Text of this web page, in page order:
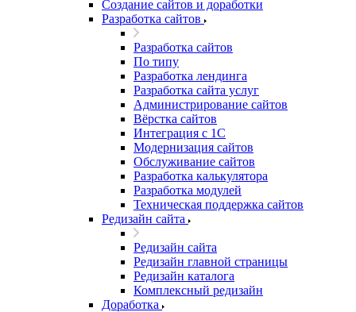
Создание сайтов и доработки
Разработка сайтов
Разработка сайтов
По типу
Разработка лендинга
Разработка сайта услуг
Администрирование сайтов
Вёрстка сайтов
Интеграция с 1С
Модернизация сайтов
Обслуживание сайтов
Разработка калькулятора
Разработка модулей
Техническая поддержка сайтов
Редизайн сайта
Редизайн сайта
Редизайн главной страницы
Редизайн каталога
Комплексный редизайн
Доработка